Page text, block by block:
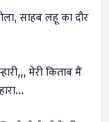
साहब लहू का दौर
मेरी किताब मैं